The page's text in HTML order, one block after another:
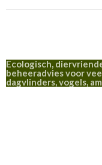
Ecologisch,
beheeradvies voor
dagvlinders, vogels,